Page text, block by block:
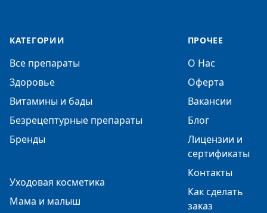
КАТЕГОРИИ
Все препараты
Здоровье
Витамины и бады
Безрецептурные препараты
Бренды
Уходовая косметика
Мама и малыш
ПРОЧЕЕ
О Нас
Оферта
Вакансии
Блог
Лицензии и
сертификаты
Контакты
Как сделать
заказ